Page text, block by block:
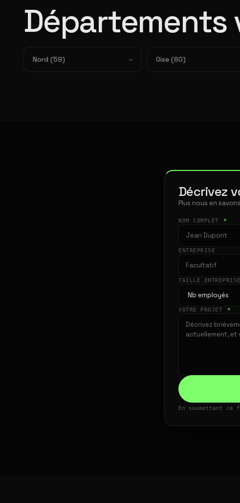
Départements
Nord (59) Oise (60)
Décrivez
Plus nous en
NOM COMPLET *
ENTREPRISE
TAILLE
VOTRE PROJET *
En soumettant ce